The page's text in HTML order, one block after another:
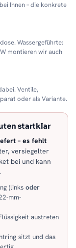
Ihnen – die konkrete
Wassergeführte:
montieren wir auch
Ventile,
oder als Variante.
startklar
– es fehlt
versiegelter
bei und kann
(links oder
mm-
austreten
sitzt und das